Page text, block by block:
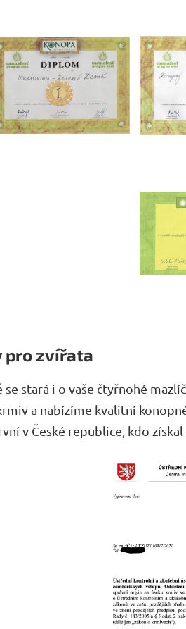
pro zvířata
se stará i o vaše čtyřnohé
a nabízíme kvalitní
v České republice, kdo